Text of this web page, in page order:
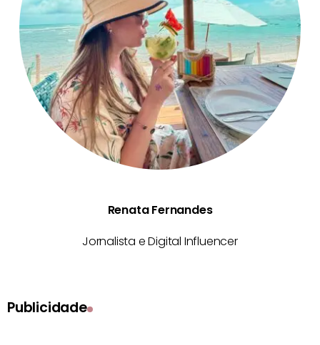
Renata Fernandes
Jornalista e Digital Influencer
Publicidade